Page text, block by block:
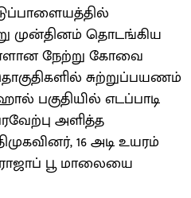
முன்தினம் தொடங்கிய
நேற்று கோவை
சுற்றுப்பயணம்
பகுதியில் எடப்பாடி
அளித்த
16 அடி உயரம்
பூ மாலையை